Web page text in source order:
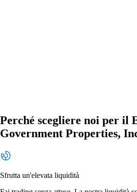
Perché scegliere noi per il
Government Properties,
Sfrutta un'elevata liquidità